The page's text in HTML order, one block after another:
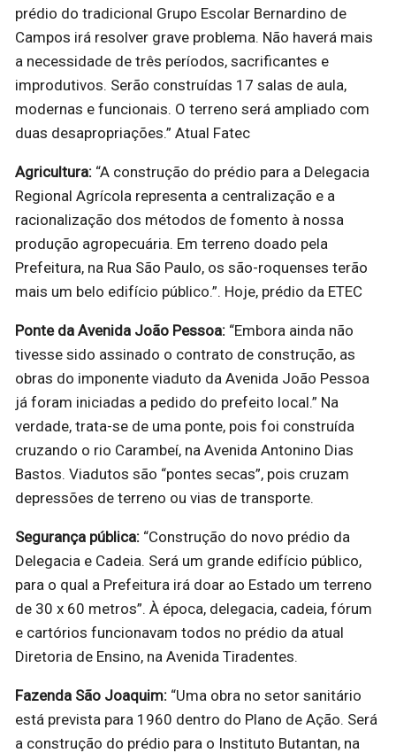
prédio do tradicional Grupo Escolar Bernardino de
Campos irá resolver grave problema. Não haverá mais
a necessidade de três períodos, sacrificantes e
improdutivos. Serão construídas 17 salas de aula,
modernas e funcionais. O terreno será ampliado com
duas desapropriações.” Atual Fatec
Agricultura: “A construção do prédio para a Delegacia
Regional Agrícola representa a centralização e a
racionalização dos métodos de fomento à nossa
produção agropecuária. Em terreno doado pela
Prefeitura, na Rua São Paulo, os são-roquenses terão
mais um belo edifício público.”. Hoje, prédio da ETEC
Ponte da Avenida João Pessoa: “Embora ainda não
tivesse sido assinado o contrato de construção, as
obras do imponente viaduto da Avenida João Pessoa
já foram iniciadas a pedido do prefeito local.” Na
verdade, trata-se de uma ponte, pois foi construída
cruzando o rio Carambeí, na Avenida Antonino Dias
Bastos. Viadutos são “pontes secas”, pois cruzam
depressões de terreno ou vias de transporte.
Segurança pública: “Construção do novo prédio da
Delegacia e Cadeia. Será um grande edifício público,
para o qual a Prefeitura irá doar ao Estado um terreno
de 30 x 60 metros”. À época, delegacia, cadeia, fórum
e cartórios funcionavam todos no prédio da atual
Diretoria de Ensino, na Avenida Tiradentes.
Fazenda São Joaquim: “Uma obra no setor sanitário
está prevista para 1960 dentro do Plano de Ação. Será
a construção do prédio para o Instituto Butantan, na